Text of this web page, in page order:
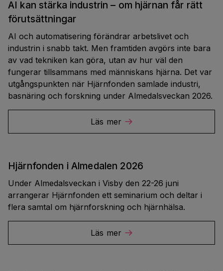
AI kan stärka industrin – om hjärnan får rätt
förutsättningar
AI och automatisering förändrar arbetslivet och
industrin i snabb takt. Men framtiden avgörs inte bara
av vad tekniken kan göra, utan av hur väl den
fungerar tillsammans med människans hjärna. Det var
utgångspunkten när Hjärnfonden samlade industri,
basnäring och forskning under Almedalsveckan 2026.
Läs mer
Hjärnfonden i Almedalen 2026
Under Almedalsveckan i Visby den 22-26 juni
arrangerar Hjärnfonden ett seminarium och deltar i
flera samtal om hjärnforskning och hjärnhälsa.
Läs mer